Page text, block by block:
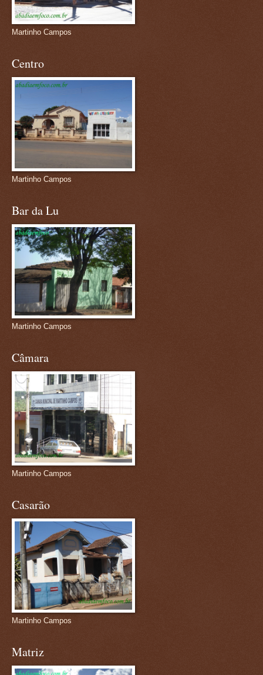
Martinho Campos
Centro
Martinho Campos
Bar da Lu
Martinho Campos
Câmara
Martinho Campos
Casarão
Martinho Campos
Matriz